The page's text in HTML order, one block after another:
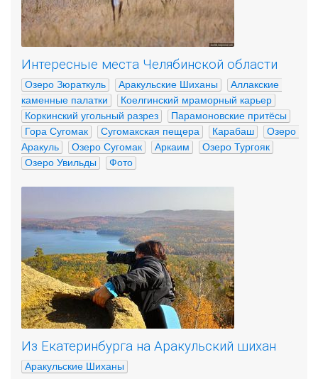
Интересные места Челябинской области
Озеро Зюраткуль Аракульские Шиханы
Аллакские
каменные палатки
Коелгинский мраморный карьер
Коркинский угольный разрез
Парамоновские притёсы
Гора Сугомак
Сугомакская пещера Карабаш
Озеро
Аракуль
Озеро Сугомак Аркаим
Озеро Тургояк
Озеро Увильды
Фото
Из Екатеринбурга на Аракульский шихан
Аракульские Шиханы